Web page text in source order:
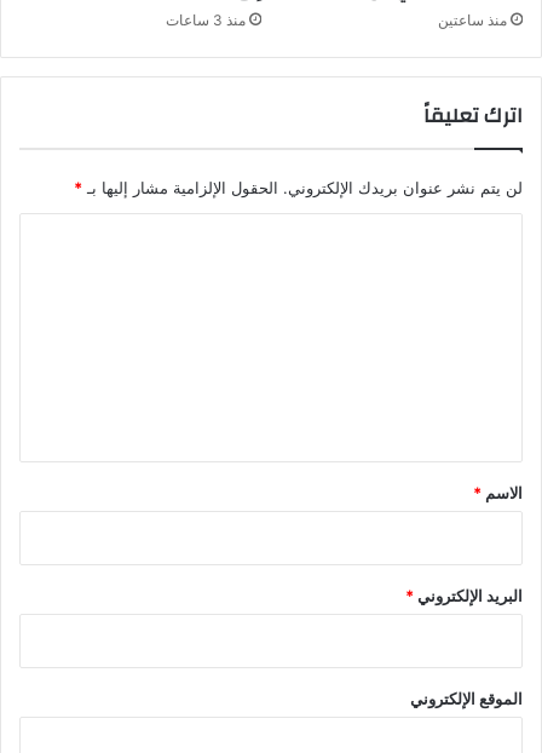
منذ ساعتين منذ 3 ساعات
اترك تعليقاً
لن يتم نشر عنوان بريدك الإلكتروني. الحقول الإلزامية مشار إليها بـ *
*
الاسم *
البريد الإلكتروني*
الموقع الإلكتروني